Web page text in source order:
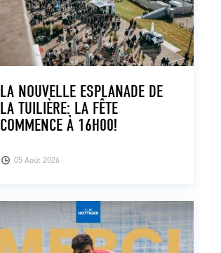
05 Août 2026
LA NOUVELLE ESPLANADE DE
LA TUILIÈRE: LA FÊTE
COMMENCE À 16H00!